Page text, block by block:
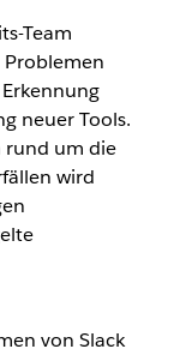
Team
neuer Tools.
rund um die
wird
von Slack